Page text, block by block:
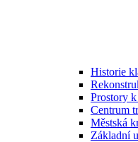
Historie
Prostory
Centrum
Městská
Základní